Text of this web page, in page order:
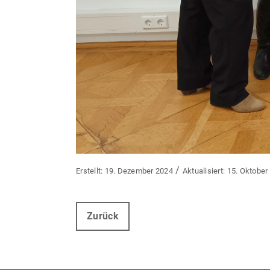
19. Dezember 2024 / 15. Oktober
Zurück